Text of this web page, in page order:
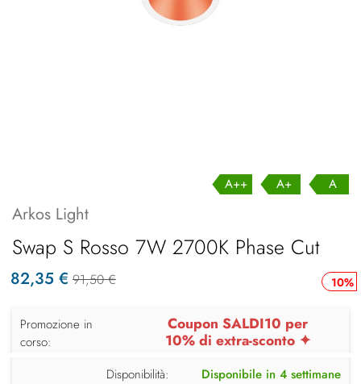
A++ A+ A
Arkos Light
Swap S Rosso 7W 2700K Phase Cut
10%
82,35 € 91,50 €
Promozione in
corso:
Coupon SALDI10 per
10% di extra-sconto ✦
Disponibilità: Disponibile in 4 settimane